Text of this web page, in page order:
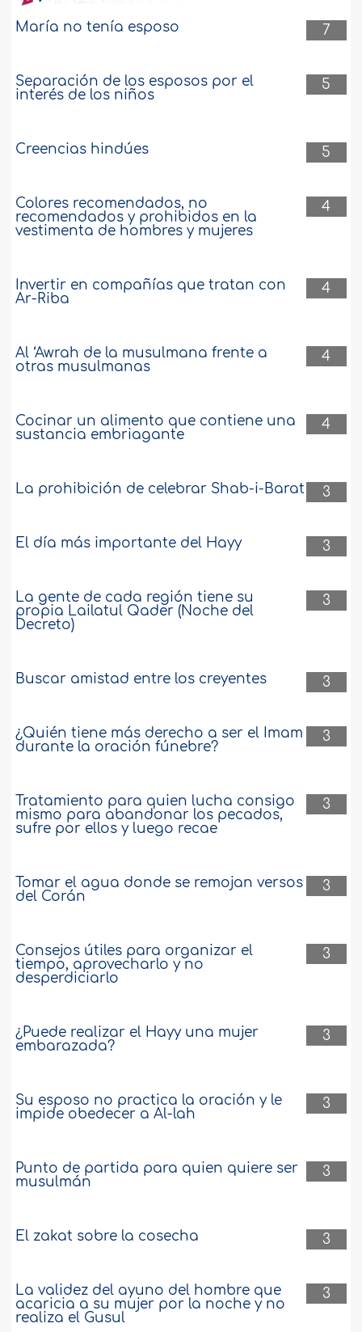
7
María no tenía esposo
5
Separación de los esposos por el
interés de los niños
5
Creencias hindúes
4
Colores recomendados, no
recomendados y prohibidos en la
vestimenta de hombres y mujeres
4
Invertir en compañías que tratan con
Ar-Riba
4
Al ‘Awrah de la musulmana frente a
otras musulmanas
4
Cocinar un alimento que contiene una
sustancia embriagante
3
La prohibición de celebrar Shab-i-Barat
3
El día más importante del Hayy
3
La gente de cada región tiene su
propia Lailatul Qader (Noche del
Decreto)
3
Buscar amistad entre los creyentes
3
¿Quién tiene más derecho a ser el Imam
durante la oración fúnebre?
3
Tratamiento para quien lucha consigo
mismo para abandonar los pecados,
sufre por ellos y luego recae
3
Tomar el agua donde se remojan versos
del Corán
3
Consejos útiles para organizar el
tiempo, aprovecharlo y no
desperdiciarlo
3
¿Puede realizar el Hayy una mujer
embarazada?
3
Su esposo no practica la oración y le
impide obedecer a Al-lah
3
Punto de partida para quien quiere ser
musulmán
3
El zakat sobre la cosecha
3
La validez del ayuno del hombre que
acaricia a su mujer por la noche y no
realiza el Gusul